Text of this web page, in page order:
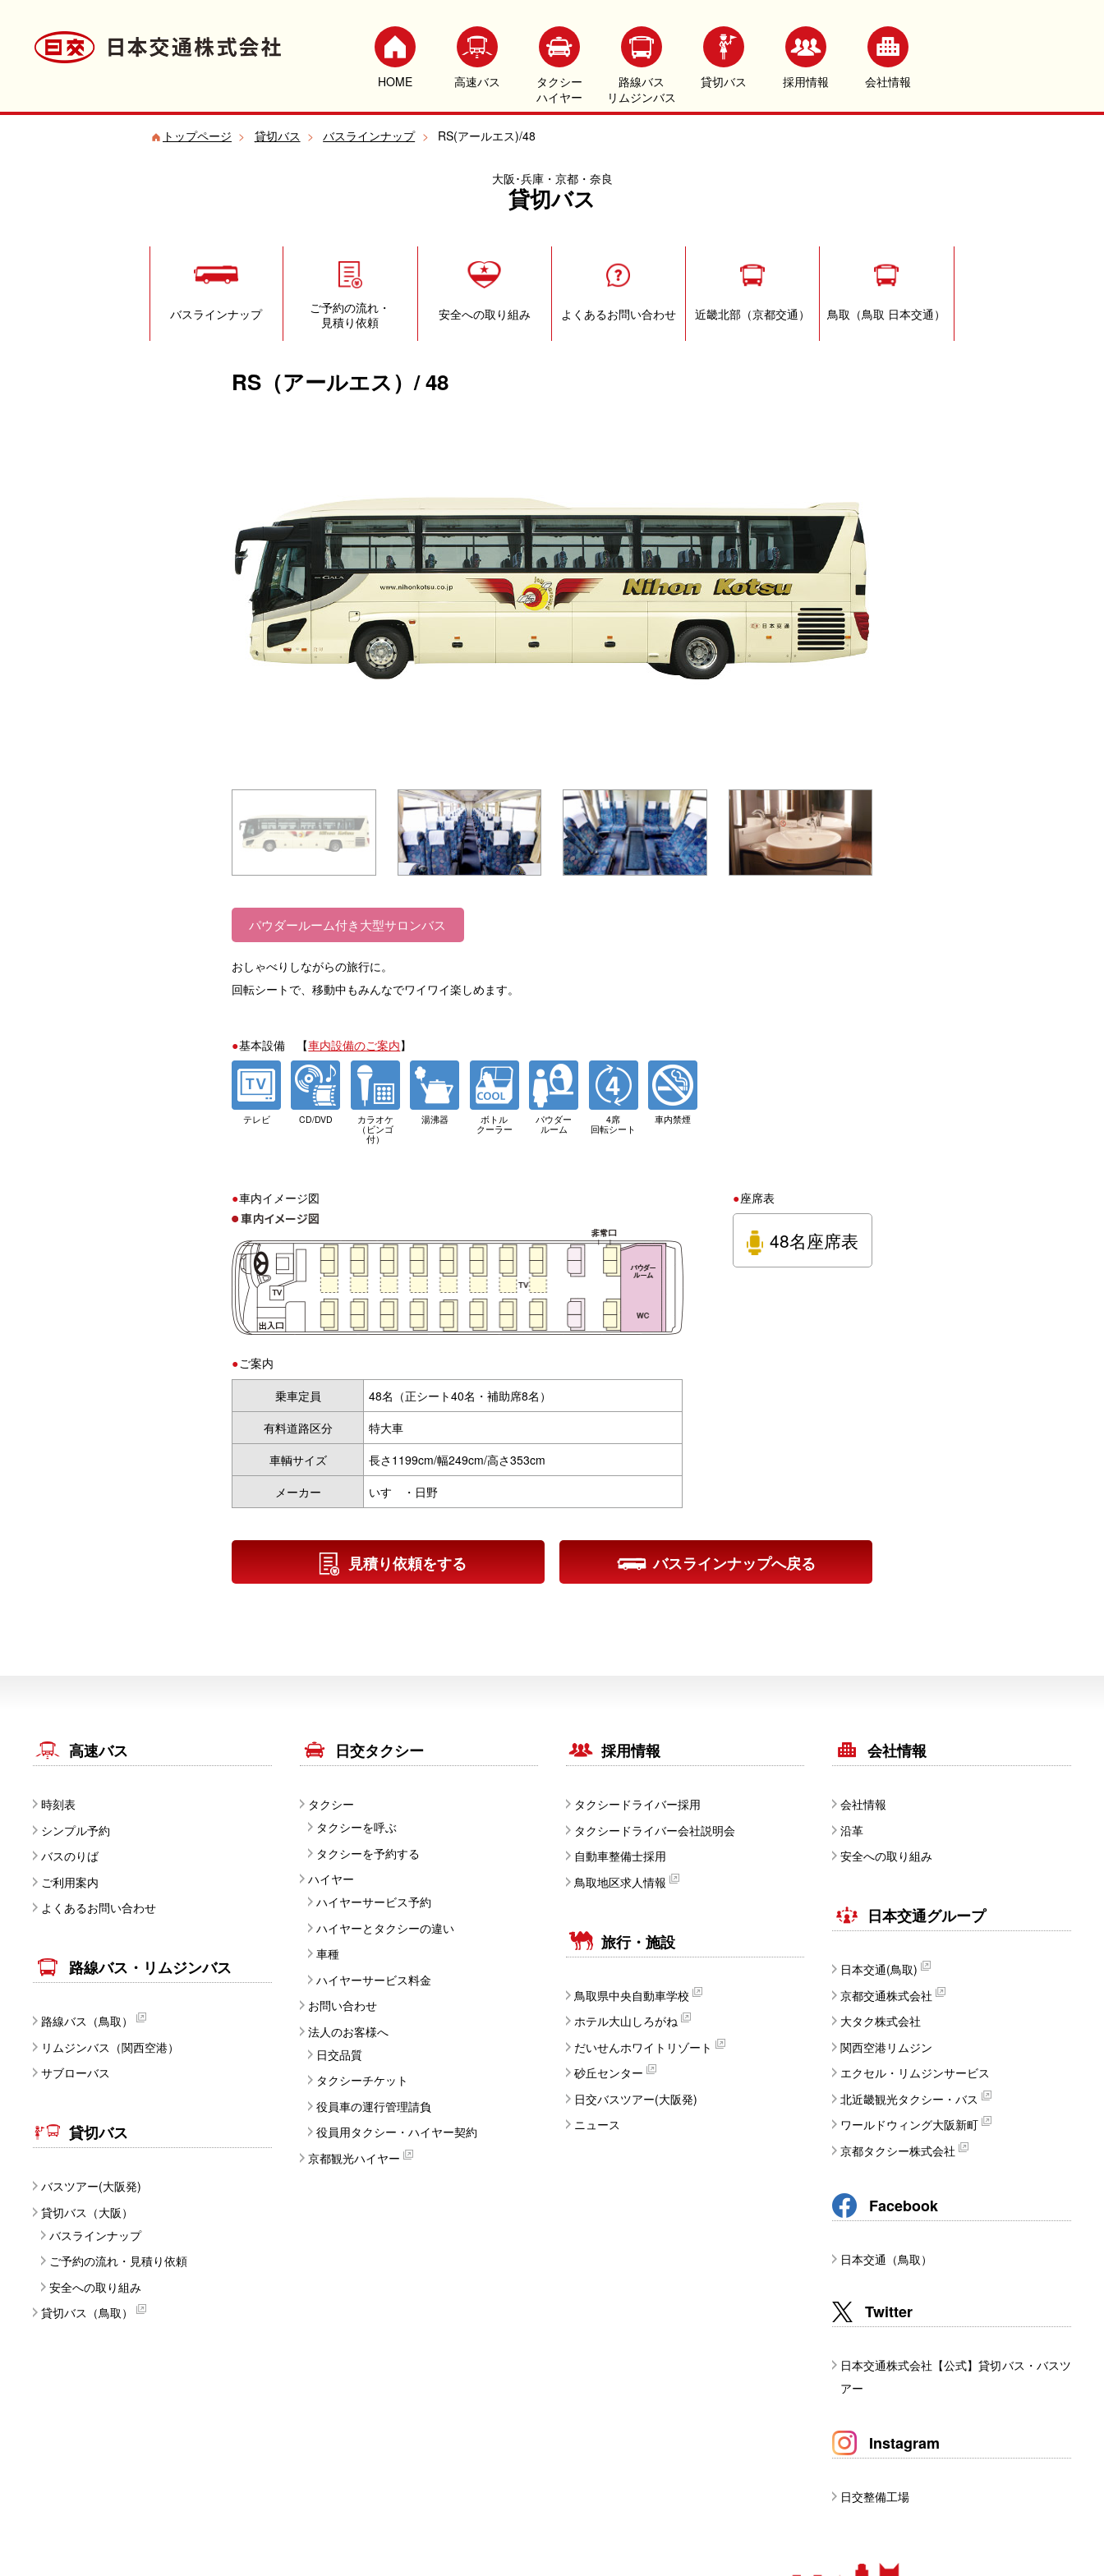
HOME 高速バス
タクシー
ハイヤー
路線バス
リムジンバス
貸切バス 採用情報 会社情報
トップページ > 貸切バス > バスラインナップ > RS(アールエス)/48
大阪･兵庫・京都・奈良
貸切バス
バスラインナップ
ご予約の流れ・
見積り依頼
安全への取り組み よくあるお問い合わせ 近畿北部（京都交通） 鳥取（鳥取 日本交通）
RS（アールエス）/ 48
パウダールーム付き大型サロンバス
おしゃべりしながらの旅行に。
回転シートで、移動中もみんなでワイワイ楽しめます。
基本設備 【車内設備のご案内】
テレビ CD/DVD
カラオケ
（ビンゴ
付）
湯沸器
ボトル
クーラー
パウダー
ルーム
4席
回転シート
車内禁煙
車内イメージ図
ご案内
乗車定員
48名（正シート40名・補助席8名）
有料道路区分
特大車
車輌サイズ
長さ1199cm/幅249cm/高さ353cm
メーカー
いすゞ・日野
座席表
48名座席表
見積り依頼をする バスラインナップへ戻る
高速バス
時刻表
シンプル予約
バスのりば
ご利用案内
よくあるお問い合わせ
路線バス・リムジンバス
路線バス（鳥取）
リムジンバス（関西空港）
サブローバス
貸切バス
バスツアー(大阪発)
貸切バス（大阪）
バスラインナップ
ご予約の流れ・見積り依頼
安全への取り組み
貸切バス（鳥取）
日交タクシー
タクシー
タクシーを呼ぶ
タクシーを予約する
ハイヤー
ハイヤーサービス予約
ハイヤーとタクシーの違い
車種
ハイヤーサービス料金
お問い合わせ
法人のお客様へ
日交品質
タクシーチケット
役員車の運行管理請負
役員用タクシー・ハイヤー契約
京都観光ハイヤー
採用情報
タクシードライバー採用
タクシードライバー会社説明会
自動車整備士採用
鳥取地区求人情報
旅行・施設
鳥取県中央自動車学校
ホテル大山しろがね
だいせんホワイトリゾート
砂丘センター
日交バスツアー(大阪発)
ニュース
会社情報
会社情報
沿革
安全への取り組み
日本交通グループ
日本交通(鳥取)
京都交通株式会社
大タク株式会社
関西空港リムジン
エクセル・リムジンサービス
北近畿観光タクシー・バス
ワールドウィング大阪新町
京都タクシー株式会社
Facebook
日本交通（鳥取）
Twitter
日本交通株式会社【公式】貸切バス・バスツ
アー
Instagram
日交整備工場